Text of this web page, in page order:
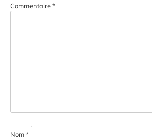
Commentaire*
Nom*